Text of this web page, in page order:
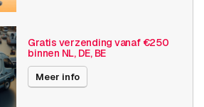
Gratis verzending vanaf €250
binnen NL, DE, BE
Meer info